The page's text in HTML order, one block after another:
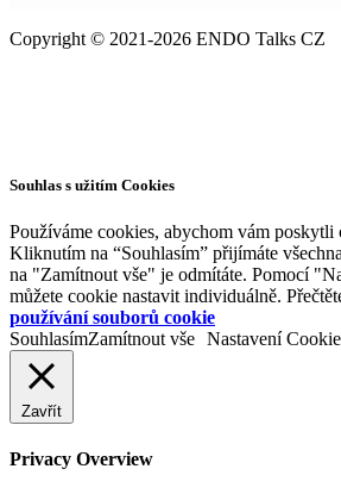
Copyright © 2021-2026 ENDO Talks CZ
Souhlas s užitím Cookies
Používáme cookies, abychom vám poskytli
Kliknutím na “Souhlasím” přijímáte
na "Zamítnout vše" je odmítáte. Pomocí
můžete cookie nastavit individuálně.
používání souborů cookie
SouhlasímZamítnout vše Nastavení
Zavřít
Privacy Overview